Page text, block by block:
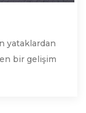
yataklardan
bir gelişim